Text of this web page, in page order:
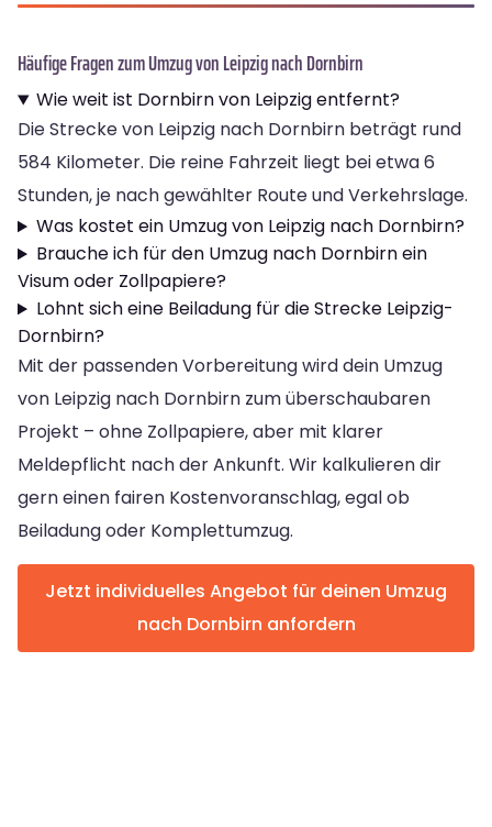
Häufige Fragen zum Umzug von Leipzig nach Dornbirn
Wie weit ist Dornbirn von Leipzig entfernt?
Die Strecke von Leipzig nach Dornbirn beträgt rund
584 Kilometer. Die reine Fahrzeit liegt bei etwa 6
Stunden, je nach gewählter Route und Verkehrslage.
Was kostet ein Umzug von Leipzig nach Dornbirn?
Brauche ich für den Umzug nach Dornbirn ein
Visum oder Zollpapiere?
Lohnt sich eine Beiladung für die Strecke Leipzig-
Dornbirn?
Mit der passenden Vorbereitung wird dein Umzug
von Leipzig nach Dornbirn zum überschaubaren
Projekt – ohne Zollpapiere, aber mit klarer
Meldepflicht nach der Ankunft. Wir kalkulieren dir
gern einen fairen Kostenvoranschlag, egal ob
Beiladung oder Komplettumzug.
Jetzt individuelles Angebot für deinen Umzug
nach Dornbirn anfordern